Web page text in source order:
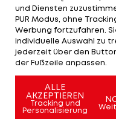
Mit einer 14:13-
Halbzeitpause. Bei
bis zum Schluss.
dicht.
und Diensten
PUR Modus, ohne
Werbung fortzufahren.
individuelle Auswahl zu
jederzeit über den
der Fußzeile anpassen.
ALLE
AKZEPTIEREN
Tracking und
Personalisierung